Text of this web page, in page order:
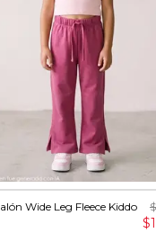
Wide Leg Fleece Kiddo